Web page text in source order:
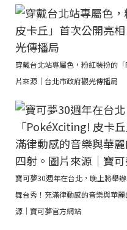
穿戴台北站專屬色，粉紅裝扮的
片來源｜台北市政府觀光傳播局
寶可夢30週年在台北，晚上將舉
舞台秀！充滿律動感的音樂與華
源｜寶可夢官方網站